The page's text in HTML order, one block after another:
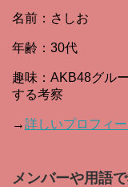
名前：さしお
年齢：30代
趣味：AKB48グル
する考察
→詳しいプロフィ
メンバーや用語